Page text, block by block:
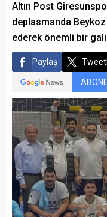
Altın Post
deplasmanda
ederek önemli bir
Paylaş
ABONE